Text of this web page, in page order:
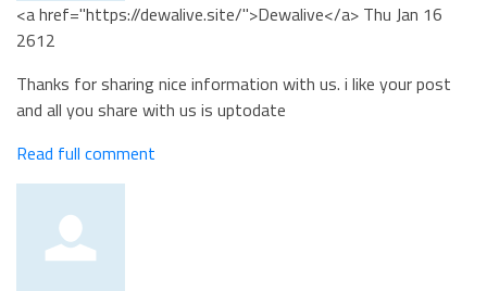
<a href="https://dewalive.site/">Dewalive</a> Thu Jan 16
2612
Thanks for sharing nice information with us. i like your post
and all you share with us is uptodate
Read full comment